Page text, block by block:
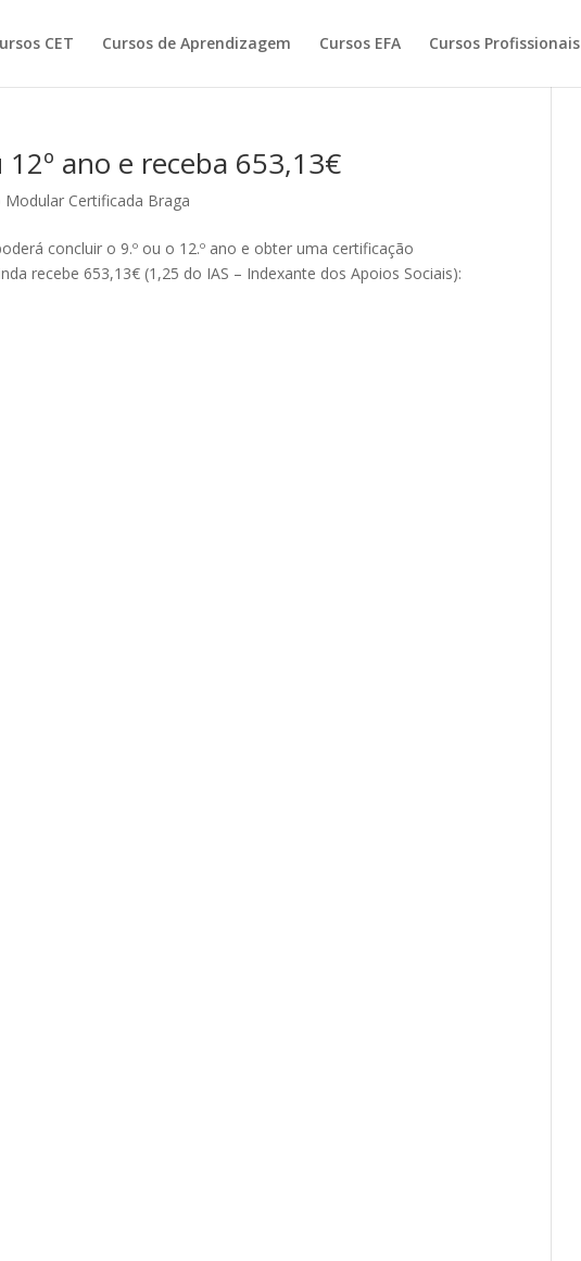
CET Cursos de Aprendizagem Cursos EFA Cursos Profissionais
12º ano e receba 653,13€
Modular Certificada Braga
concluir o 9.º ou o 12.º ano e obter uma certificação
recebe 653,13€ (1,25 do IAS – Indexante dos Apoios Sociais):